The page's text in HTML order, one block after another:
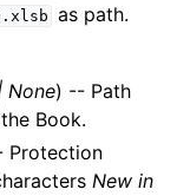
as path.
None) -- Path
Book.
Protection
New in